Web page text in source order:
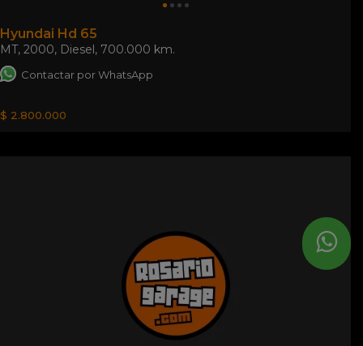
Hyundai Hd 65
MT, 2000, Diesel, 700.000 km.
Contactar por WhatsApp
$ 2.800.000